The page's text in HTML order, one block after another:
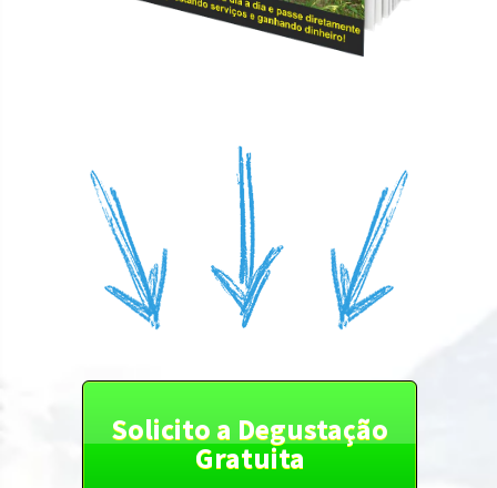
Solicito a Degustação
Gratuita